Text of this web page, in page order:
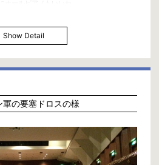
つづける理由を再認識。そして今のままの問
、「橋下徹という政治家が変えていてくれて
が目に見える。本当に残念で涙が出そう
日がくる。僕は僕の音楽人生のベストを尽
Show Detail
の要塞ドロスの様